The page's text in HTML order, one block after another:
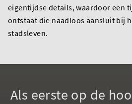
eigentijdse details, waardoor een
ontstaat die naadloos aansluit bij
stadsleven.
Als eerste op de